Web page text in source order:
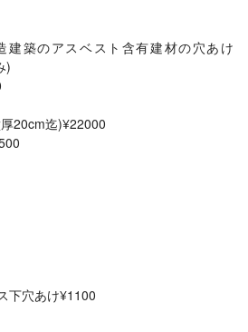
築のアスベスト含有建材の穴あけ
)
20cm迄)¥22000
下穴あけ¥1100